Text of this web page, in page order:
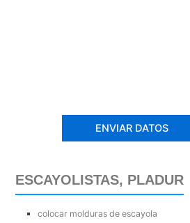
ESCAYOLISTAS, PLADUR
colocar molduras de escayola